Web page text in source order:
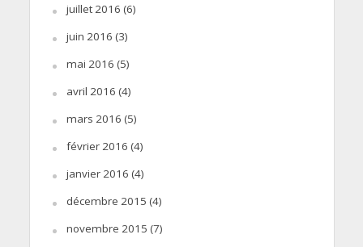
juillet 2016 (6)
juin 2016 (3)
mai 2016 (5)
avril 2016 (4)
mars 2016 (5)
février 2016 (4)
janvier 2016 (4)
décembre 2015 (4)
novembre 2015 (7)